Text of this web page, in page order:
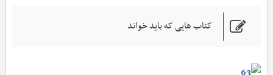
کتاب هایی که باید خواند